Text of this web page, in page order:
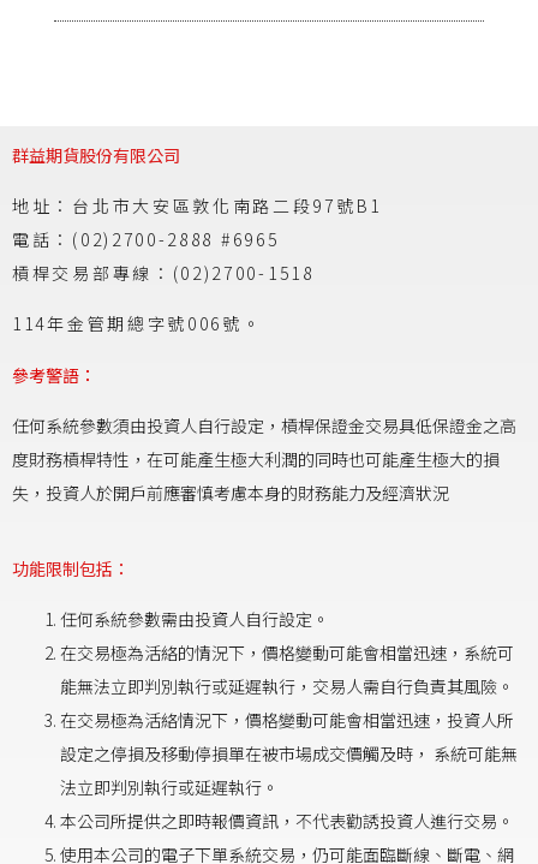
群益期貨股份有限公司
地址：台北市大安區敦化南路二段97號B1
電話：(02)2700-2888 #6965
槓桿交易部專線：(02)2700-1518
114年金管期總字號006號。
參考警語：
任何系統參數須由投資人自行設定，槓桿保證金交易具低保證金之高
度財務槓桿特性，在可能產生極大利潤的同時也可能產生極大的損
失，投資人於開戶前應審慎考慮本身的財務能力及經濟狀況
功能限制包括：
任何系統參數需由投資人自行設定。
在交易極為活絡的情況下，價格變動可能會相當迅速，系統可
能無法立即判別執行或延遲執行，交易人需自行負責其風險。
在交易極為活絡情況下，價格變動可能會相當迅速，投資人所
設定之停損及移動停損單在被市場成交價觸及時， 系統可能無
法立即判別執行或延遲執行。
本公司所提供之即時報價資訊，不代表勸誘投資人進行交易。
使用本公司的電子下單系統交易，仍可能面臨斷線、斷電、網